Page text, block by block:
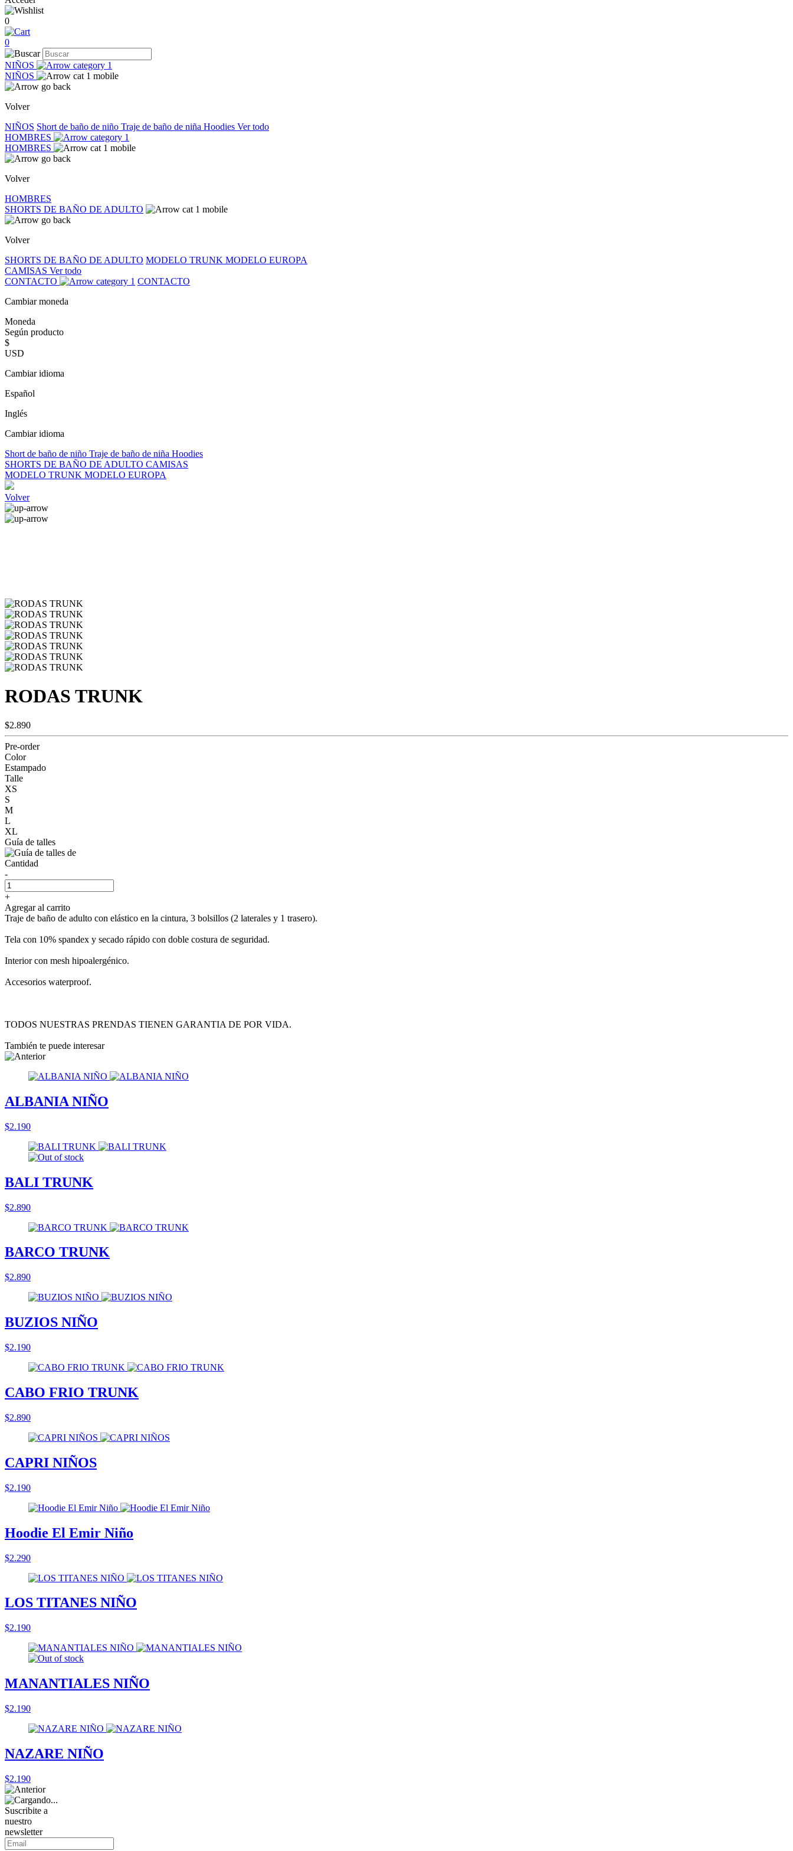
0
0
NIÑOS
NIÑOS
Volver
NIÑOS Short de baño de niño Traje de baño de niña Hoodies Ver todo
HOMBRES
HOMBRES
Volver
HOMBRES
SHORTS DE BAÑO DE ADULTO
Volver
SHORTS DE BAÑO DE ADULTO MODELO TRUNK MODELO EUROPA
CAMISAS Ver todo
CONTACTO
CONTACTO
Cambiar moneda
Moneda
Según producto
$
USD
Cambiar idioma
Español
Inglés
Cambiar idioma
Short de baño de niño Traje de baño de niña Hoodies
SHORTS DE BAÑO DE ADULTO CAMISAS
MODELO TRUNK MODELO EUROPA
Volver
RODAS TRUNK
$2.890
Pre-order
Color
Estampado
Talle
XS
S
M
L
XL
Guía de talles
Cantidad
-
+
Agregar al carrito
Traje de baño de adulto con elástico en la cintura, 3 bolsillos (2 laterales y 1 trasero).
Tela con 10% spandex y secado rápido con doble costura de seguridad.
Interior con mesh hipoalergénico.
Accesorios waterproof.
TODOS NUESTRAS PRENDAS TIENEN GARANTIA DE POR VIDA.
También te puede interesar
ALBANIA NIÑO
$2.190
BALI TRUNK
$2.890
BARCO TRUNK
$2.890
BUZIOS NIÑO
$2.190
CABO FRIO TRUNK
$2.890
CAPRI NIÑOS
$2.190
Hoodie El Emir Niño
$2.290
LOS TITANES NIÑO
$2.190
MANANTIALES NIÑO
$2.190
NAZARE NIÑO
$2.190
Suscribite a
nuestro
newsletter